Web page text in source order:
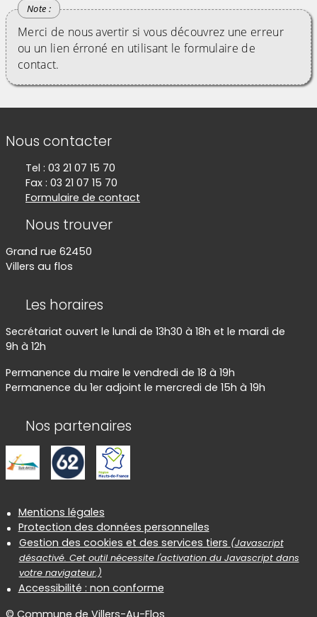
Merci de nous avertir si vous découvrez une erreur
ou un lien érroné en utilisant le formulaire de
contact.
Informations de contact
Nous contacter
Tel : 03 21 07 15 70
Fax : 03 21 07 15 70
Formulaire de contact
Nous trouver
Grand rue 62450
Villers au flos
Les horaires
Secrétariat ouvert le lundi de 13h30 à 18h et le mardi de
9h à 12h
Permanence du maire le vendredi de 18 à 19h
Permanence du 1er adjoint le mercredi de 15h à 19h
Nos partenaires
Informations réglementaires
Mentions légales
Protection des données personnelles
Gestion des cookies et des services tiers (Javascript
désactivé. Cet outil nécessite l'activation du Javascript dans
votre navigateur.)
Accessibilité : non conforme
© Commune de Villers-Au-Flos